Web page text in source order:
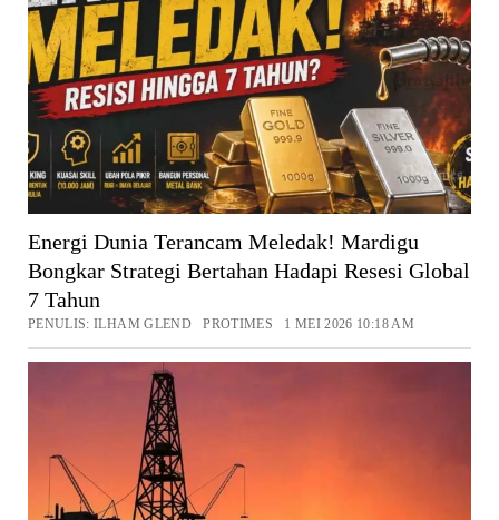
Energi Dunia Terancam Meledak! Mardigu
Bongkar Strategi Bertahan Hadapi Resesi Global
7 Tahun
PENULIS: ILHAM GLEND PROTIMES 1 MEI 2026 10:18 AM